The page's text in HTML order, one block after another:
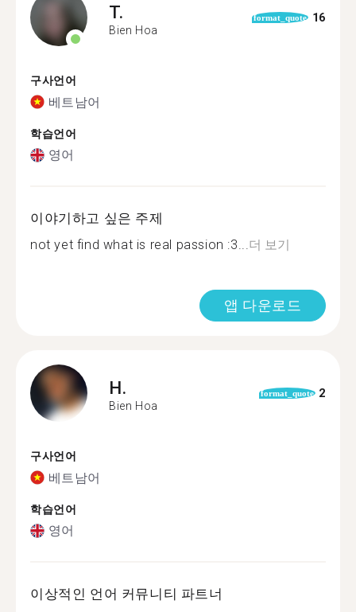
T.
Bien Hoa
format_quote 16
구사언어
베트남어
학습언어
영어
이야기하고 싶은 주제
not yet find what is real passion :3...더 보기
앱 다운로드
H.
Bien Hoa
format_quote 2
구사언어
베트남어
학습언어
영어
이상적인 언어 커뮤니티 파트너